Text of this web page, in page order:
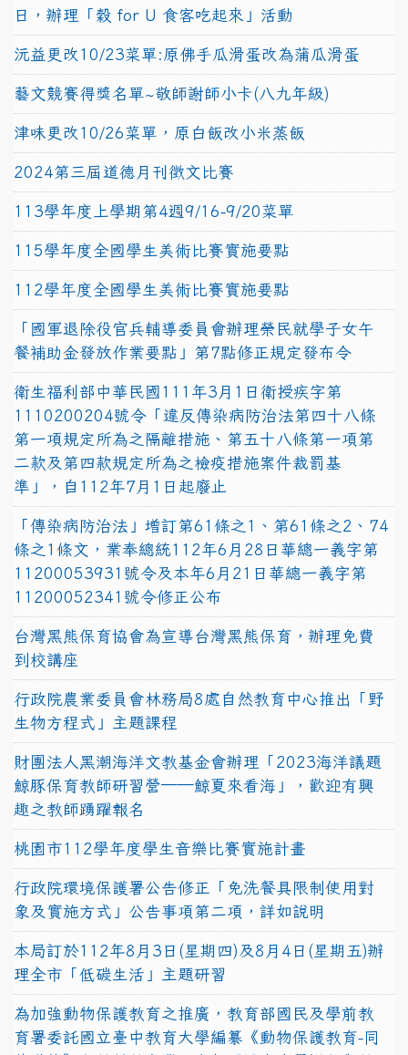
日，辦理「穀 for U 食客吃起來」活動
沅益更改10/23菜單:原佛手瓜滑蛋改為蒲瓜滑蛋
藝文競賽得獎名單~敬師謝師小卡(八九年級)
津味更改10/26菜單，原白飯改小米蒸飯
2024第三屆道德月刊徵文比賽
113學年度上學期第4週9/16-9/20菜單
115學年度全國學生美術比賽實施要點
112學年度全國學生美術比賽實施要點
「國軍退除役官兵輔導委員會辦理榮民就學子女午
餐補助金發放作業要點」第7點修正規定發布令
衛生福利部中華民國111年3月1日衛授疾字第
1110200204號令「違反傳染病防治法第四十八條
第一項規定所為之隔離措施、第五十八條第一項第
二款及第四款規定所為之檢疫措施案件裁罰基
準」，自112年7月1日起廢止
「傳染病防治法」增訂第61條之1、第61條之2、74
條之1條文，業奉總統112年6月28日華總一義字第
11200053931號令及本年6月21日華總一義字第
11200052341號令修正公布
台灣黑熊保育協會為宣導台灣黑熊保育，辦理免費
到校講座
行政院農業委員會林務局8處自然教育中心推出「野
生物方程式」主題課程
財團法人黑潮海洋文教基金會辦理「2023海洋議題
鯨豚保育教師研習營──鯨夏來看海」，歡迎有興
趣之教師踴躍報名
桃園市112學年度學生音樂比賽實施計畫
行政院環境保護署公告修正「免洗餐具限制使用對
象及實施方式」公告事項第二項，詳如說明
本局訂於112年8月3日(星期四)及8月4日(星期五)辦
理全市「低碳生活」主題研習
為加強動物保護教育之推廣，教育部國民及學前教
育署委託國立臺中教育大學編纂《動物保護教育-同